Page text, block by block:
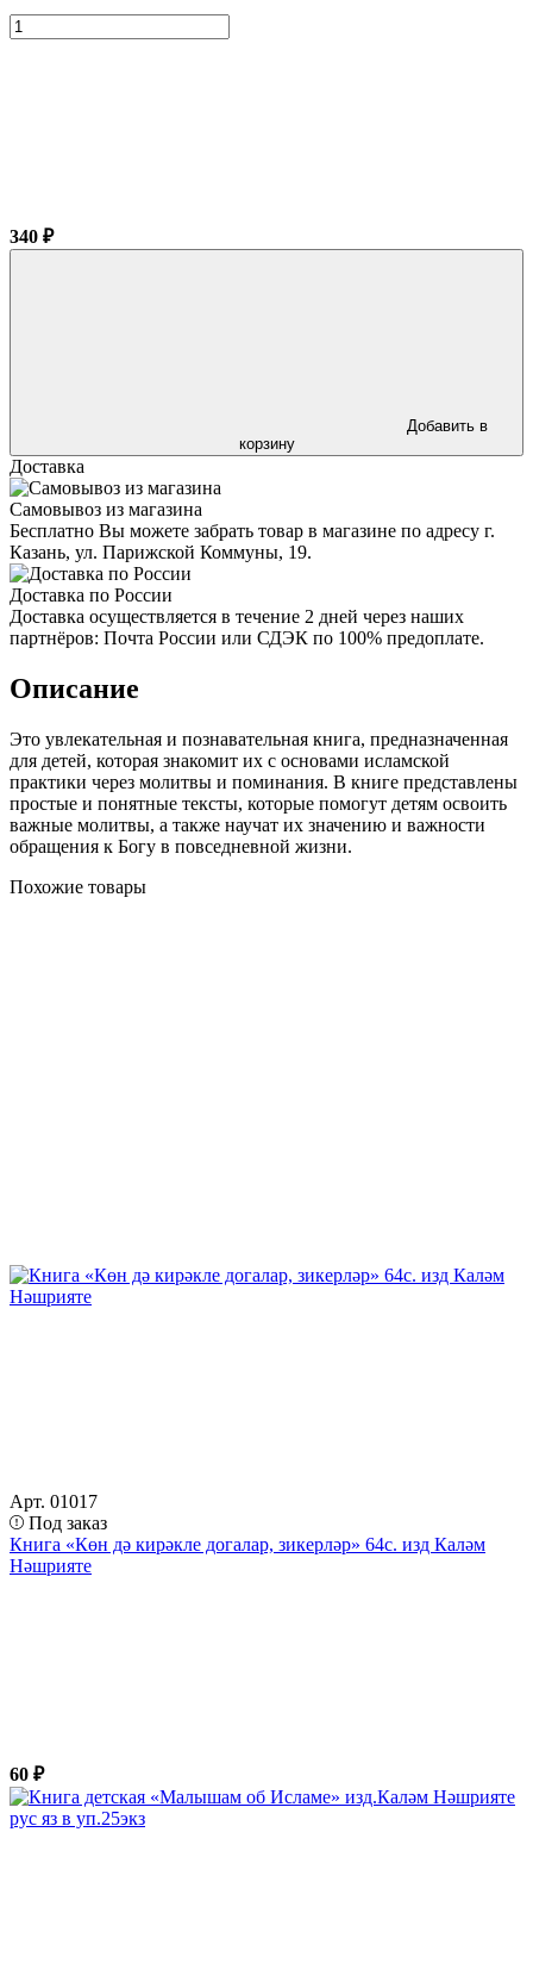
340 ₽
Добавить в
корзину
Доставка
Самовывоз из магазина
Бесплатно Вы можете забрать товар в магазине по адресу г.
Казань, ул. Парижской Коммуны, 19.
Доставка по России
Доставка осуществляется в течение 2 дней через наших
партнёров: Почта России или СДЭК по 100% предоплате.
Описание
Это увлекательная и познавательная книга, предназначенная
для детей, которая знакомит их с основами исламской
практики через молитвы и поминания. В книге представлены
простые и понятные тексты, которые помогут детям освоить
важные молитвы, а также научат их значению и важности
обращения к Богу в повседневной жизни.
Похожие товары
Арт. 01017
Под заказ
Книга «Көн дә кирәкле догалар, зикерләр» 64с. изд Каләм
Нәшрияте
60 ₽